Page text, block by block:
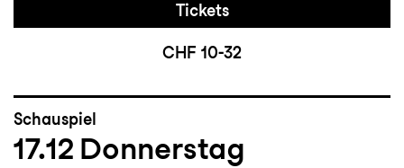
Tickets
CHF 10-32
Schauspiel
17.12 Donnerstag